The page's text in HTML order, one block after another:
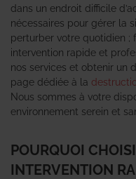
dans un endroit difficile
nécessaires pour gérer la
perturber votre quotidien ;
intervention rapide et
nos services et obtenir un
page dédiée à la
Nous sommes à votre
environnement serein et
POURQUOI
INTERVENTION